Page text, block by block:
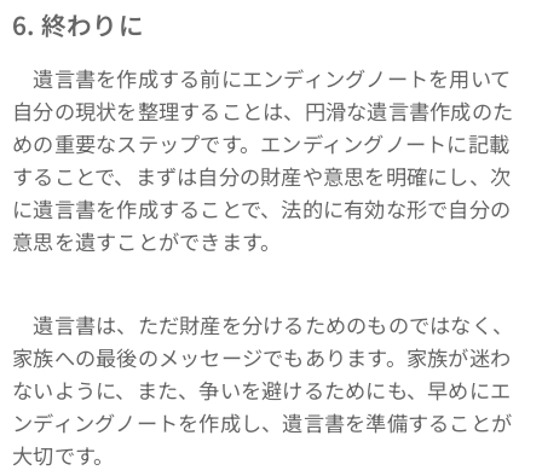
6. 終わりに
遺言書を作成する前にエンディングノートを用いて
自分の現状を整理することは、円滑な遺言書作成のた
めの重要なステップです。エンディングノートに記載
することで、まずは自分の財産や意思を明確にし、次
に遺言書を作成することで、法的に有効な形で自分の
意思を遺すことができます。
遺言書は、ただ財産を分けるためのものではなく、
家族への最後のメッセージでもあります。家族が迷わ
ないように、また、争いを避けるためにも、早めにエ
ンディングノートを作成し、遺言書を準備することが
大切です。